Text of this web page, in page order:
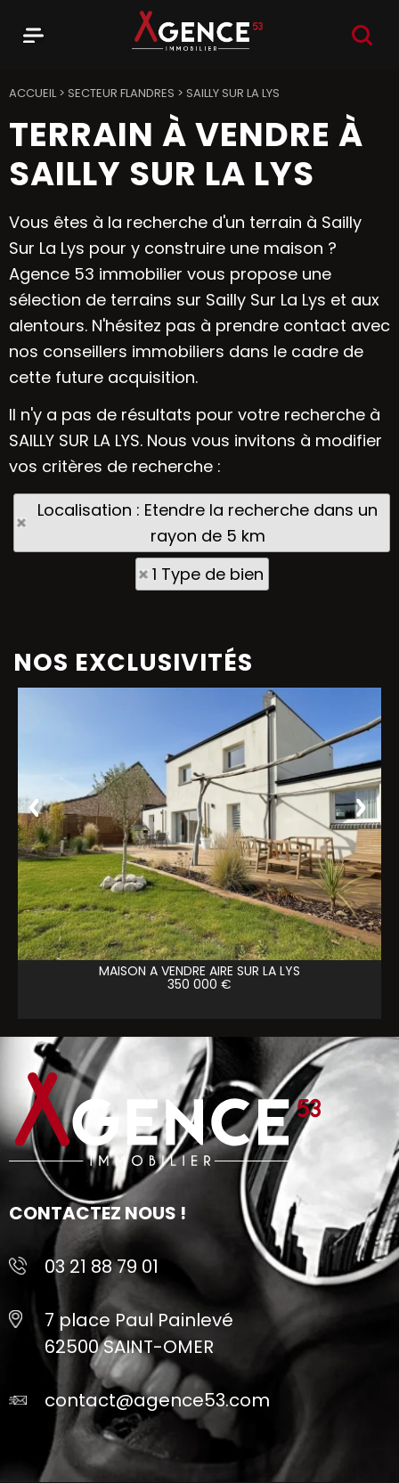
ACCUEIL> SECTEUR FLANDRES > SAILLY SUR LA LYS
TERRAIN À VENDRE À
SAILLY SUR LA LYS
Vous êtes à la recherche d'un terrain à Sailly
Sur La Lys pour y construire une maison ?
Agence 53 immobilier vous propose une
sélection de terrains sur Sailly Sur La Lys et aux
alentours. N'hésitez pas à prendre contact avec
nos conseillers immobiliers dans le cadre de
cette future acquisition.
Il n'y a pas de résultats pour votre recherche à
SAILLY SUR LA LYS. Nous vous invitons à modifier
vos critères de recherche :
Localisation : Etendre la recherche dans un
rayon de 5 km
1 Type de bien
NOS EXCLUSIVITÉS
MAISON A VENDRE AIRE SUR LA LYS
350 000 €
CONTACTEZ NOUS !
03 21 88 79 01
7 place Paul Painlevé
62500 SAINT-OMER
contact@agence53.com